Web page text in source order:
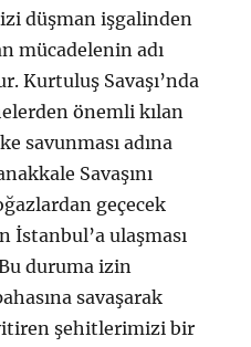
düşman işgalinden
mücadelenin adı
Kurtuluş Savaşı’nda
önemli kılan
savunması adına
Savaşını
geçecek
İstanbul’a ulaşması
duruma izin
savaşarak
şehitlerimizi bir